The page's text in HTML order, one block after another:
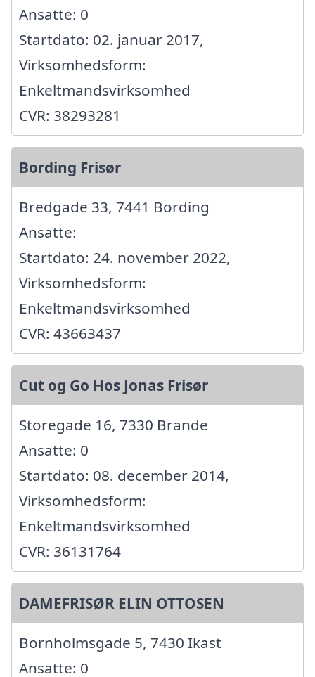
Ansatte: 0
Startdato: 02. januar 2017,
Virksomhedsform:
Enkeltmandsvirksomhed
CVR: 38293281
Bording Frisør
Bredgade 33, 7441 Bording
Ansatte:
Startdato: 24. november 2022,
Virksomhedsform:
Enkeltmandsvirksomhed
CVR: 43663437
Cut og Go Hos Jonas Frisør
Storegade 16, 7330 Brande
Ansatte: 0
Startdato: 08. december 2014,
Virksomhedsform:
Enkeltmandsvirksomhed
CVR: 36131764
DAMEFRISØR ELIN OTTOSEN
Bornholmsgade 5, 7430 Ikast
Ansatte: 0